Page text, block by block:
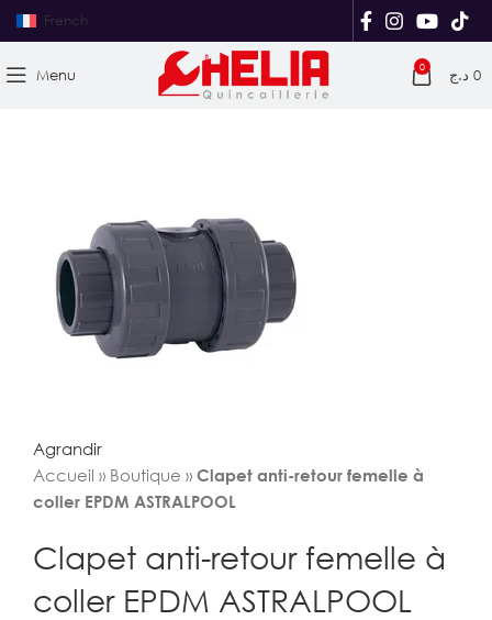
French
Menu 0 0 د.ج
Agrandir
Accueil » Boutique » Clapet anti-retour femelle à
coller EPDM ASTRALPOOL
Clapet anti-retour femelle à
coller EPDM ASTRALPOOL